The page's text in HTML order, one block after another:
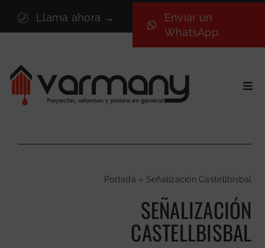
contenido
Llama ahora →
Enviar un
WhatsApp
Sectores
Portada » Señalización Castellbisbal
SEÑALIZACIÓN
CASTELLBISBAL